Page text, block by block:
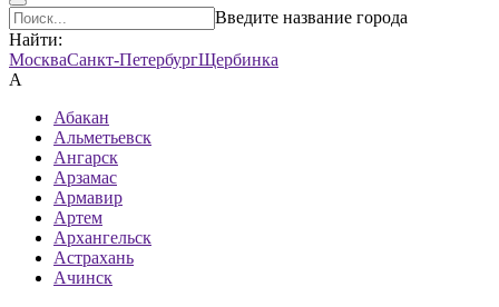
Введите название города
Найти:
МоскваСанкт-ПетербургЩербинка
А
Абакан
Альметьевск
Ангарск
Арзамас
Армавир
Артем
Архангельск
Астрахань
Ачинск